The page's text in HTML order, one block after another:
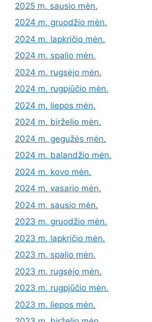
2025 m. sausio mėn.
2024 m. gruodžio mėn.
2024 m. lapkričio mėn.
2024 m. spalio mėn.
2024 m. rugsėjo mėn.
2024 m. rugpjūčio mėn.
2024 m. liepos mėn.
2024 m. birželio mėn.
2024 m. gegužės mėn.
2024 m. balandžio mėn.
2024 m. kovo mėn.
2024 m. vasario mėn.
2024 m. sausio mėn.
2023 m. gruodžio mėn.
2023 m. lapkričio mėn.
2023 m. spalio mėn.
2023 m. rugsėjo mėn.
2023 m. rugpjūčio mėn.
2023 m. liepos mėn.